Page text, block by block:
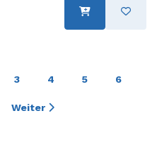
3 4 5 6
Weiter